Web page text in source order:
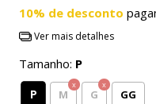
10% de desconto
Ver mais detalhes
Tamanho: P
P M G GG